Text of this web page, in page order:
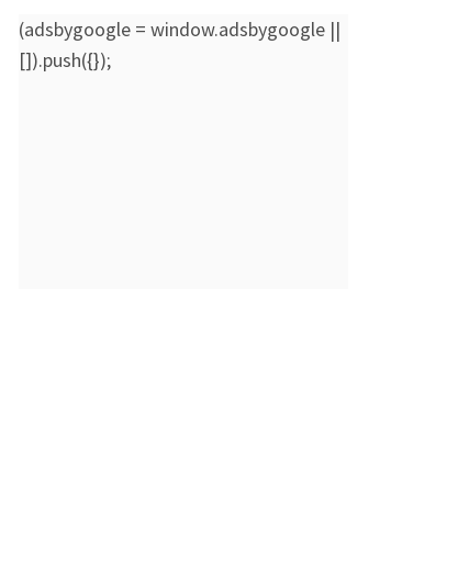
(adsbygoogle = window.adsbygoogle ||
[]).push({});